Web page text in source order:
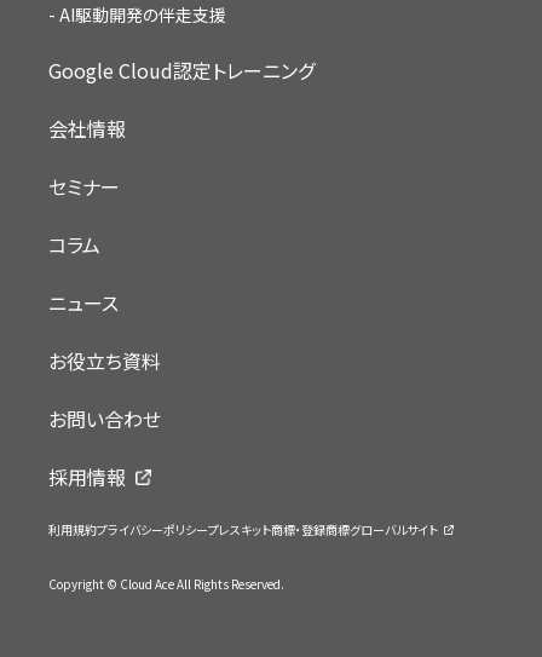
AI駆動開発の伴走支援
Google Cloud認定トレーニング
会社情報
セミナー
コラム
ニュース
お役立ち資料
お問い合わせ
採用情報
利用規約プライバシーポリシープレスキット商標・登録商標グローバルサイト
Copyright © Cloud Ace All Rights Reserved.